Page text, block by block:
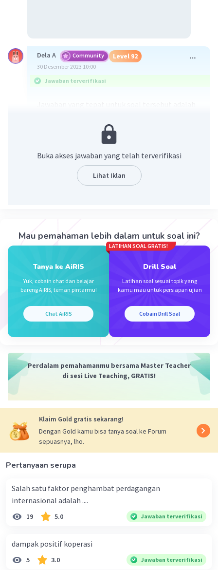
Dela A Community Level 92
30 Desember 2023 10:00
Jawaban terverifikasi
negeri maka dapat memenuhi kekurangan
tenaga tenaga ahli dalam negeri. Selain itu,
juga sebagai sumber devisa negara. Dengan
pertukaran tenaga ahli, barang dan jasa
dapat diproduksi secara maksimal, baik
jumlah maupun kualitasnya.
Buka akses jawaban yang telah terverifikasi
Lihat Iklan
Mau pemahaman lebih dalam untuk soal ini?
Tanya ke AiRIS
Yuk, cobain chat dan belajar
bareng AiRIS, teman pintarmu!
Chat AiRIS
LATIHAN SOAL GRATIS!
Drill Soal
Latihan soal sesuai topik yang
kamu mau untuk persiapan ujian
Cobain Drill Soal
Perdalam pemahamanmu bersama Master Teacher
di sesi Live Teaching, GRATIS!
Klaim Gold gratis sekarang!
Dengan Gold kamu bisa tanya soal ke Forum
sepuasnya, lho.
Pertanyaan serupa
Salah satu faktor penghambat perdagangan
internasional adalah ....
19 5.0 Jawaban terverifikasi
dampak positif koperasi
5 3.0 Jawaban terverifikasi